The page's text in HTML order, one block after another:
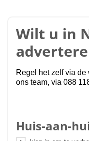
Wilt u in
Regel het zelf via
ons team, via 088
Huis-aan-